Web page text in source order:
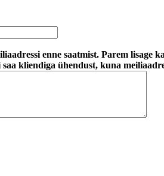
enne saatmist. Parem lisage
kliendiga ühendust, kuna